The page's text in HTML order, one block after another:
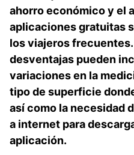
ahorro ‍económico y el
‌aplicaciones gratuitas
los viajeros
desventajas pueden
variaciones en la‍
tipo⁤ de superficie
así como ⁢la necesidad
a internet​ para
aplicación.